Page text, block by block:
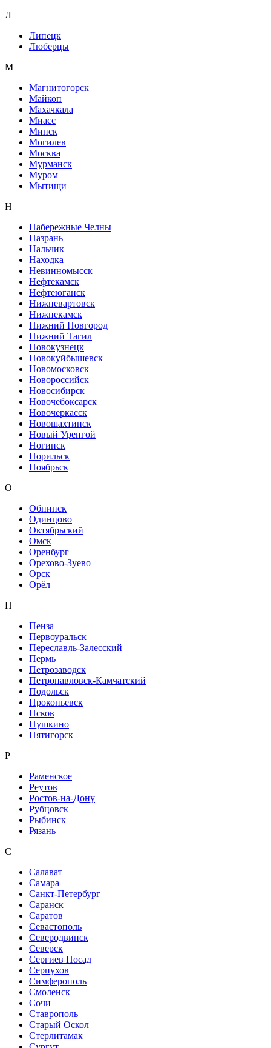
Л
Липецк
Люберцы
М
Магнитогорск
Майкоп
Махачкала
Миасс
Минск
Могилев
Москва
Мурманск
Муром
Мытищи
Н
Набережные Челны
Назрань
Нальчик
Находка
Невинномысск
Нефтекамск
Нефтеюганск
Нижневартовск
Нижнекамск
Нижний Новгород
Нижний Тагил
Новокузнецк
Новокуйбышевск
Новомосковск
Новороссийск
Новосибирск
Новочебоксарск
Новочеркасск
Новошахтинск
Новый Уренгой
Ногинск
Норильск
Ноябрьск
О
Обнинск
Одинцово
Октябрьский
Омск
Оренбург
Орехово-Зуево
Орск
Орёл
П
Пенза
Первоуральск
Переславль-Залесский
Пермь
Петрозаводск
Петропавловск-Камчатский
Подольск
Прокопьевск
Псков
Пушкино
Пятигорск
Р
Раменское
Реутов
Ростов-на-Дону
Рубцовск
Рыбинск
Рязань
С
Салават
Самара
Санкт-Петербург
Саранск
Саратов
Севастополь
Северодвинск
Северск
Сергиев Посад
Серпухов
Симферополь
Смоленск
Сочи
Ставрополь
Старый Оскол
Стерлитамак